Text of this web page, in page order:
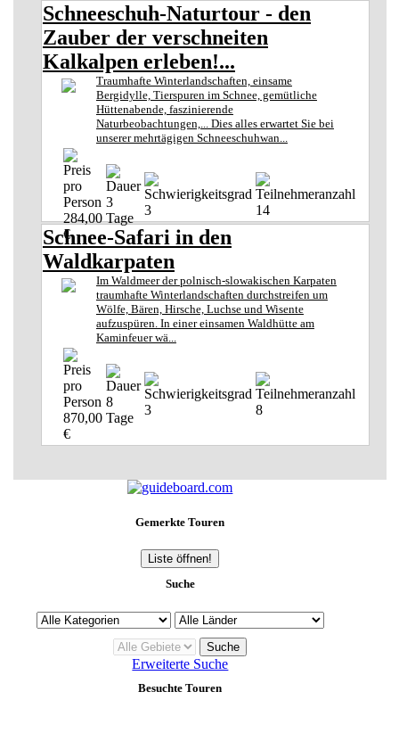
Schneeschuh-Naturtour - den
Zauber der verschneiten
Kalkalpen erleben!...
Traumhafte Winterlandschaften, einsame
Bergidylle, Tierspuren im Schnee, gemütliche
Hüttenabende, faszinierende
Naturbeobachtungen,... Dies alles erwartet Sie bei
unserer mehrtägigen Schneeschuhwan...
284,00
€
3
Tage
3 14
Schnee-Safari in den
Waldkarpaten
Im Waldmeer der polnisch-slowakischen Karpaten
traumhafte Winterlandschaften durchstreifen um
Wölfe, Bären, Hirsche, Luchse und Wisente
aufzuspüren. In einer einsamen Waldhütte am
Kaminfeuer wä...
870,00
€
8
Tage
3 8
Gemerkte Touren
Liste öffnen!
Suche
Erweiterte Suche
Besuchte Touren